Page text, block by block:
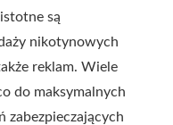
są
nikotynowych
reklam. Wiele
do maksymalnych
zabezpieczających